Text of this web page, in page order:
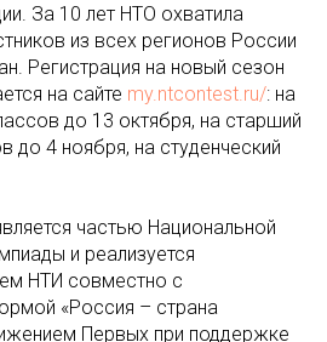
За 10 лет НТО охватила
из всех регионов России
Регистрация на новый сезон
на сайте my.ntcontest.ru/: на
до 13 октября, на старший
до 4 ноября, на студенческий
частью Национальной
и реализуется
НТИ совместно с
«Россия – страна
Первых при поддержке